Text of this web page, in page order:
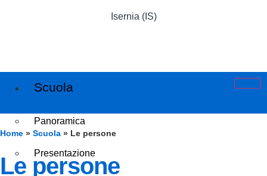
Isernia (IS)
Scuola
Panoramica
Presentazione
Home » Scuola » Le persone
le persone